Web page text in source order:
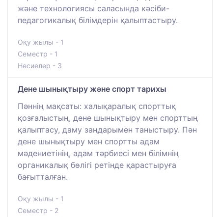
және технологиясы саласында кәсіби-
педагогикалық білімдерін қалыптастыру.
Оқу жылы - 1
Семестр - 1
Несиелер - 3
Дене шынықтыру және спорт тарихы
Пәннің мақсаты: халықаралық спорттық
қозғалыстың, дене шынықтыру мен спорттың
қалыптасу, даму заңдарымен таныстыру. Пән
дене шынықтыру мен спортты адам
мәдениетінің, адам тәрбиесі мен білімнің
органикалық бөлігі ретінде қарастыруға
бағытталған.
Оқу жылы - 1
Семестр - 2